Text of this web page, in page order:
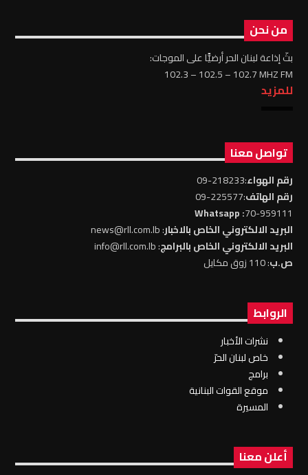
من نحن
بثّ إذاعة لبنان الحر أرضيًّا على الموجات:
102.3 – 102.5 – 102.7 MHZ FM
للمزيد
تواصل معنا
رقم الهواء:218233-09
رقم الهاتف:225577-09
70-959111
: Whatsapp
البريد الالكتروني الخاص بالاخبار: news@rll.com.lb
البريد الالكتروني الخاص بالبرامج: info@rll.com.lb
ص.ب: 110 زوق مكايل
الروابط
نشرات الأخبار
خاص لبنان الحرّ
برامج
موقع القوات البنانية
المسيرة
أعلن معنا